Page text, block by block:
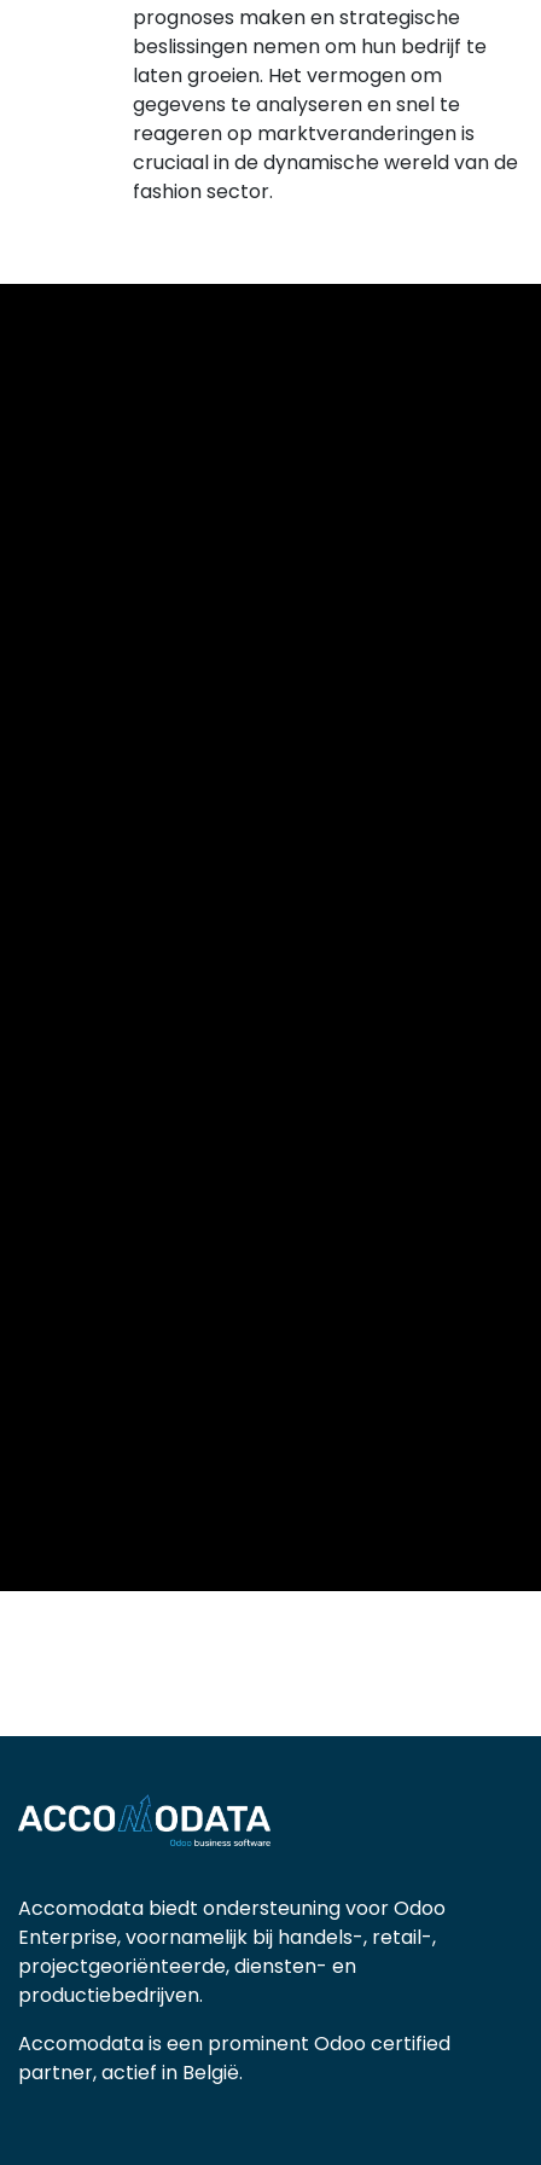
prognoses maken en strategische
beslissingen nemen om hun bedrijf te
laten groeien. Het vermogen om
gegevens te analyseren en snel te
reageren op marktveranderingen is
cruciaal in de dynamische wereld van de
fashion sector.
Accomodata biedt ondersteuning voor Odoo
Enterprise, voornamelijk bij handels-, retail-,
projectgeoriënteerde, diensten- en
productiebedrijven.
Accomodata is een prominent Odoo certified
partner, actief in België.